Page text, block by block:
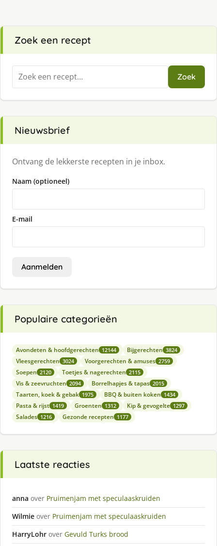
Zoek een recept
Zoeken
naar:
Zoek
Nieuwsbrief
Ontvang de lekkerste recepten in je inbox.
Naam (optioneel)
E-mail
Aanmelden
Populaire categorieën
Avondeten & hoofdgerechten 12144 Bijgerechten 3824
Vleesgerechten 3024 Voorgerechten & amuses 2759
Soepen 2120 Toetjes & nagerechten 2115
Vis & zeevruchten 2094 Borrelhapjes & tapas 2015
Taarten, koek & gebak 1975 BBQ & buiten koken 1434
Pasta & rijst 1419 Groenten 1312 Kip & gevogelte 1297
Salades 1216 Gezonde recepten 1177
Laatste reacties
anna over Pruimenjam met speculaaskruiden
Wilmie over Pruimenjam met speculaaskruiden
HarryLohr over Gevuld Turks brood